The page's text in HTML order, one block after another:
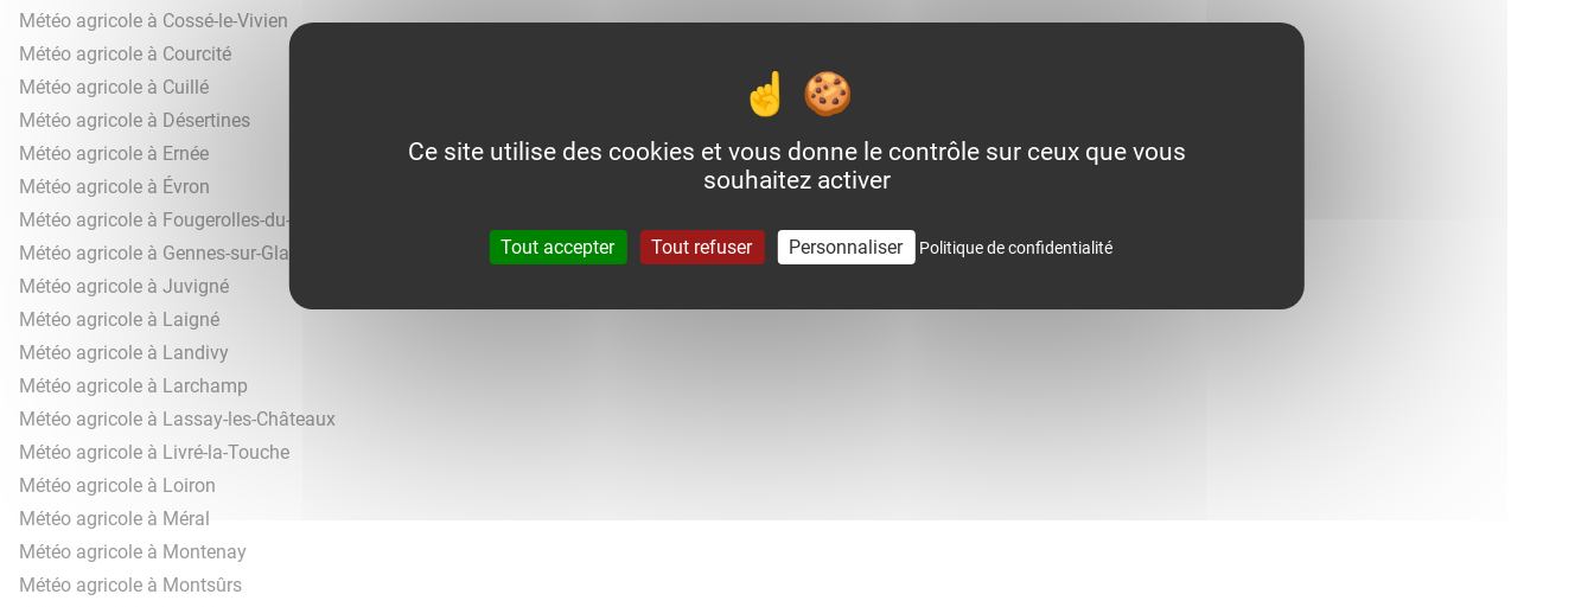
Météo agricole à Cossé-le-Vivien
Météo agricole à Courcité
Météo agricole à Cuillé
Météo agricole à Désertines
Météo agricole à Ernée
Météo agricole à Évron
Météo agricole à Fougerolles-du-Plessis
Météo agricole à Gennes-sur-Glaize
Météo agricole à Juvigné
Météo agricole à Laigné
Météo agricole à Landivy
Météo agricole à Larchamp
Météo agricole à Lassay-les-Châteaux
Météo agricole à Livré-la-Touche
Météo agricole à Loiron
Météo agricole à Méral
Météo agricole à Montenay
Météo agricole à Montsûrs
Ce site utilise des cookies et vous donne le contrôle sur ceux que vous
souhaitez activer
Tout accepter Tout refuser Personnaliser Politique de confidentialité